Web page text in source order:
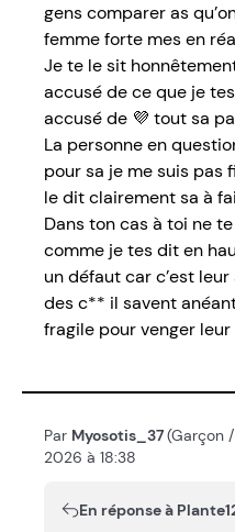
gens comparer as
femme forte mes en
Je te le sit
accusé de ce que je
accusé de 💜 tout sa
La personne en
pour sa je me suis pas
le dit clairement sa à
Dans ton cas à toi ne
comme je tes dit en
un défaut car c’est
des c** il savent
fragile pour venger leur
Par Myosotis_37(Garçon /
2026 à 18:38
En réponse à